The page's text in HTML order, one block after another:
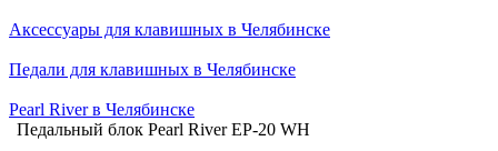
Аксессуары для клавишных в Челябинске
Педали для клавишных в Челябинске
Pearl River в Челябинске
Педальный блок Pearl River EP-20 WH